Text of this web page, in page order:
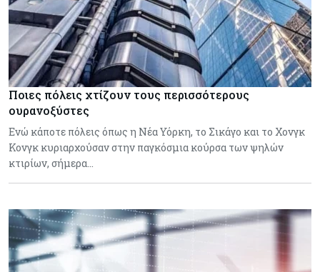
Ποιες πόλεις χτίζουν τους περισσότερους
ουρανοξύστες
Ενώ κάποτε πόλεις όπως η Νέα Υόρκη, το Σικάγο και το Χονγκ
Κονγκ κυριαρχούσαν στην παγκόσμια κούρσα των ψηλών
κτιρίων, σήμερα…